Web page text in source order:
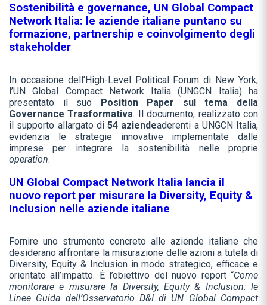
Sostenibilità e governance, UN Global Compact
Network Italia: le aziende italiane puntano su
formazione, partnership e coinvolgimento degli
stakeholder
In occasione dell’High-Level Political Forum di New York,
l’UN Global Compact Network Italia (UNGCN Italia) ha
presentato il suo Position Paper sul tema della
Governance Trasformativa. Il documento, realizzato con
il supporto allargato di 54 aziendeaderenti a UNGCN Italia,
evidenzia le strategie innovative implementate dalle
imprese per integrare la sostenibilità nelle proprie
operation.
UN Global Compact Network Italia lancia il
nuovo report per misurare la Diversity, Equity &
Inclusion nelle aziende italiane
Fornire uno strumento concreto alle aziende italiane che
desiderano affrontare la misurazione delle azioni a tutela di
Diversity, Equity & Inclusion in modo strategico, efficace e
orientato all’impatto. È l’obiettivo del nuovo report “Come
monitorare e misurare la Diversity, Equity & Inclusion: le
Linee Guida dell’Osservatorio D&I di UN Global Compact